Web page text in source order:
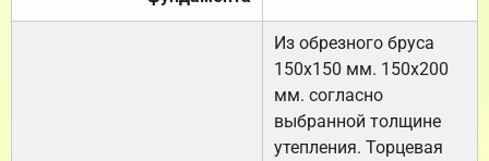
Из обрезного бруса
150х150 мм. 150х200
мм. согласно
выбранной толщине
утепления. Торцевая